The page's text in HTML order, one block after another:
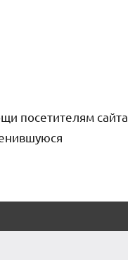
посетителям сайта